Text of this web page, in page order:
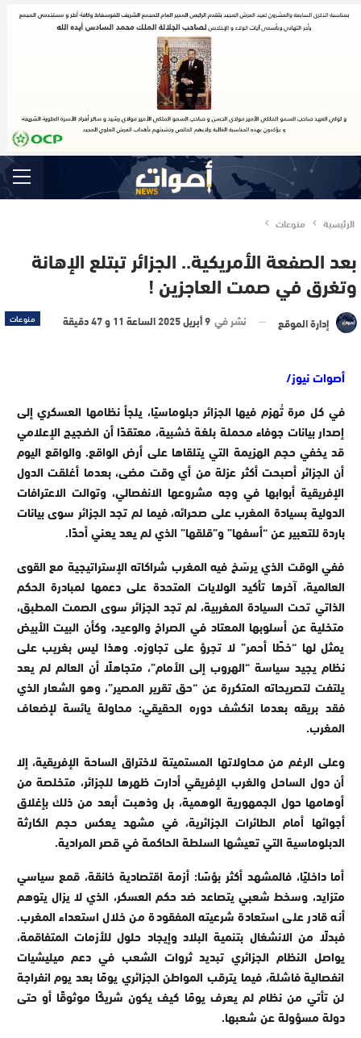
الرئيسية منوعات
بعد الصفعة الأمريكية.. الجزائر تبتلع الإهانة
وتغرق في صمت العاجزين !
منوعات إدارة الموقع نشر في 9 أبريل 2025 الساعة 11 و 47 دقيقة
أصوات نيوز/
في كل مرة تُهزم فيها الجزائر دبلوماسيًا، يلجأ نظامها العسكري إلى
إصدار بيانات جوفاء محملة بلغة خشبية، معتقدًا أن الضجيج الإعلامي
قد يخفي حجم الهزيمة التي يتلقاها على أرض الواقع. والواقع اليوم
أن الجزائر أصبحت أكثر عزلة من أي وقت مضى، بعدما أغلقت الدول
الإفريقية أبوابها في وجه مشروعها الانفصالي، وتوالت الاعترافات
الدولية بسيادة المغرب على صحرائه، فيما لم تجد الجزائر سوى بيانات
باردة للتعبير عن “أسفها” و”قلقها” الذي لم يعد يعني أحدًا.
ففي الوقت الذي يرسّخ فيه المغرب شراكاته الإستراتيجية مع القوى
العالمية، آخرها تأكيد الولايات المتحدة على دعمها لمبادرة الحكم
الذاتي تحت السيادة المغربية، لم تجد الجزائر سوى الصمت المطبق،
متخلية عن أسلوبها المعتاد في الصراخ والوعيد، وكأن البيت الأبيض
يمثل لها “خطًا أحمر” لا تجرؤ على تجاوزه. وهذا ليس بغريب على
نظام يجيد سياسة “الهروب إلى الأمام”، متجاهلًا أن العالم لم يعد
يلتفت لتصريحاته المتكررة عن “حق تقرير المصير”، وهو الشعار الذي
فقد بريقه بعدما انكشف دوره الحقيقي: محاولة يائسة لإضعاف
المغرب.
وعلى الرغم من محاولاتها المستميتة لاختراق الساحة الإفريقية، إلا
أن دول الساحل والغرب الإفريقي أدارت ظهرها للجزائر، متخلصة من
أوهامها حول الجمهورية الوهمية، بل وذهبت أبعد من ذلك بإغلاق
أجوائها أمام الطائرات الجزائرية، في مشهد يعكس حجم الكارثة
الدبلوماسية التي تعيشها السلطة الحاكمة في قصر المرادية.
أما داخليًا، فالمشهد أكثر بؤسًا: أزمة اقتصادية خانقة، قمع سياسي
متزايد، وسخط شعبي يتصاعد ضد حكم العسكر، الذي لا يزال يتوهم
أنه قادر على استعادة شرعيته المفقودة من خلال استعداء المغرب.
فبدلًا من الانشغال بتنمية البلاد وإيجاد حلول للأزمات المتفاقمة،
يواصل النظام الجزائري تبديد ثروات الشعب في دعم ميليشيات
انفصالية فاشلة، فيما يترقب المواطن الجزائري يومًا بعد يوم انفراجة
لن تأتي من نظام لم يعرف يومًا كيف يكون شريكًا موثوقًا أو حتى
دولة مسؤولة عن شعبها.